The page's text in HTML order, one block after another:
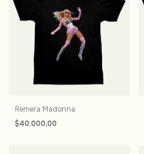
Remera Madonna
$40.000,00